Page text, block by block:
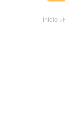
Inicio